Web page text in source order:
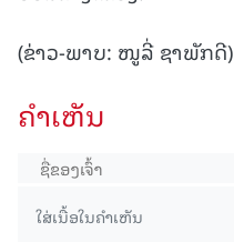
(ຂ່າວ-ພາບ: ໜູລີ່ ຊາພັກດີ)
ຄໍາເຫັນ